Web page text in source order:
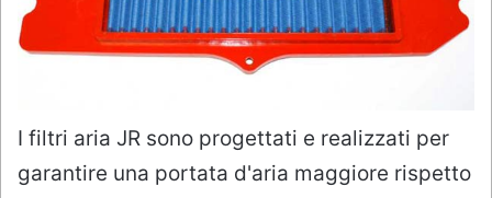
I filtri aria JR sono progettati e realizzati per
garantire una portata d'aria maggiore rispetto